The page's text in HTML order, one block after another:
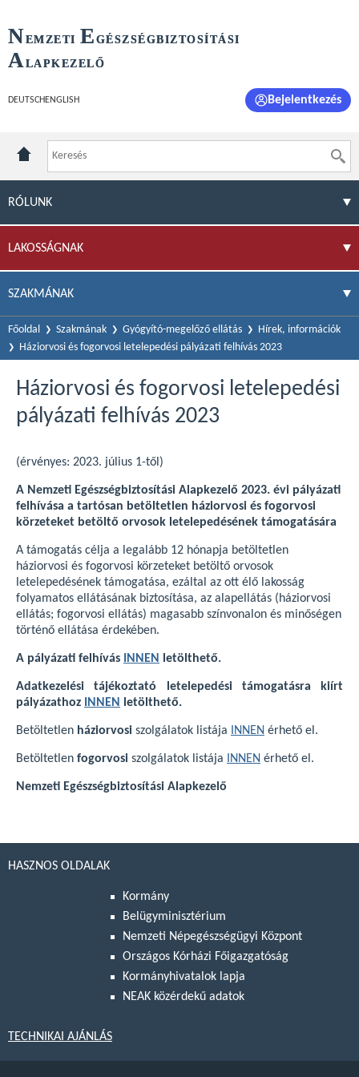
NEMZETI E GÉSZSÉGBIZTOSÍTÁSI
ALAPKEZELŐ
DEUTSCH ENGLISH Bejelentkezés
RÓLUNK
LAKOSSÁGNAK
SZAKMÁNAK
Főoldal Szakmának Gyógyító-megelőző ellátás
Hírek, információk
Háziorvosi és fogorvosi letelepedési pályázati felhívás 2023
Háziorvosi és fogorvosi letelepedési
pályázati felhívás 2023
(érvényes: 2023. július 1-től)
A Nemzeti Egészségbiztosítási Alapkezelő 2023. évi pályázati
felhívása a tartósan betöltetlen háziorvosi és fogorvosi
körzeteket betöltő orvosok letelepedésének támogatására
A támogatás célja a legalább 12 hónapja betöltetlen
háziorvosi és fogorvosi körzeteket betöltő orvosok
letelepedésének támogatása, ezáltal az ott élő lakosság
folyamatos ellátásának biztosítása, az alapellátás (háziorvosi
ellátás; fogorvosi ellátás) magasabb színvonalon és minőségen
történő ellátása érdekében.
A pályázati felhívás INNEN letölthető.
Adatkezelési tájékoztató letelepedési támogatásra kiírt
pályázathoz
INNEN letölthető.
Betöltetlen háziorvosi szolgálatok listája INNEN érhető el.
Betöltetlen fogorvosi szolgálatok listája INNEN érhető el.
Nemzeti Egészségbiztosítási Alapkezelő
HASZNOS OLDALAK
Kormány
Belügyminisztérium
Nemzeti Népegészségügyi Központ
Országos Kórházi Főigazgatóság
Kormányhivatalok lapja
NEAK közérdekű adatok
TECHNIKAI AJÁNLÁS